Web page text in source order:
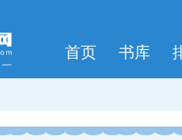
首页 书库